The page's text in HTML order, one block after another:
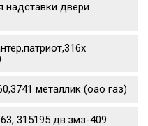
надставки двери
металлик (оао газ)
315195 дв.змз-409